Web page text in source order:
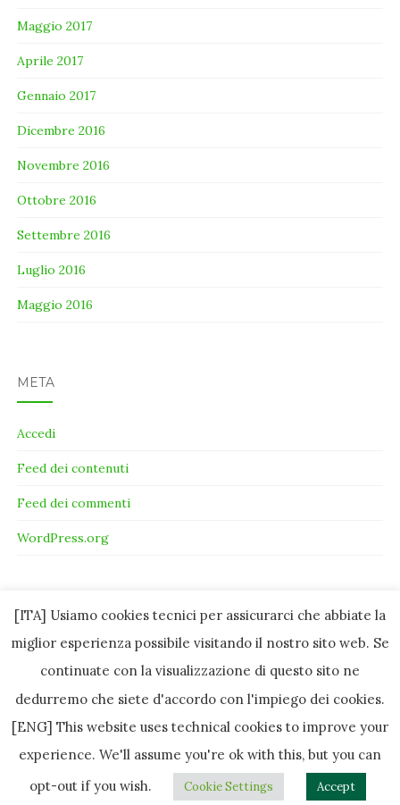
Maggio 2017
Aprile 2017
Gennaio 2017
Dicembre 2016
Novembre 2016
Ottobre 2016
Settembre 2016
Luglio 2016
Maggio 2016
META
Accedi
Feed dei contenuti
Feed dei commenti
WordPress.org
specified / Tema per
ColorlibDisegnato da WordPress
[ITA] Usiamo cookies tecnici per assicurarci che abbiate la
miglior esperienza possibile visitando il nostro sito web. Se
continuate con la visualizzazione di questo sito ne
dedurremo che siete d'accordo con l'impiego dei cookies.
[ENG] This website uses technical cookies to improve your
experience. We'll assume you're ok with this, but you can
opt-out if you wish.
Cookie Settings Accept